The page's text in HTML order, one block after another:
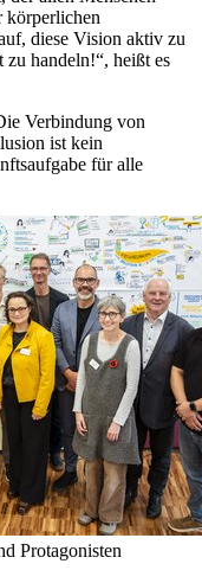
körperlichen
diese Vision aktiv zu
zu handeln!“, heißt es
Verbindung von
ist kein
für alle
Protagonisten